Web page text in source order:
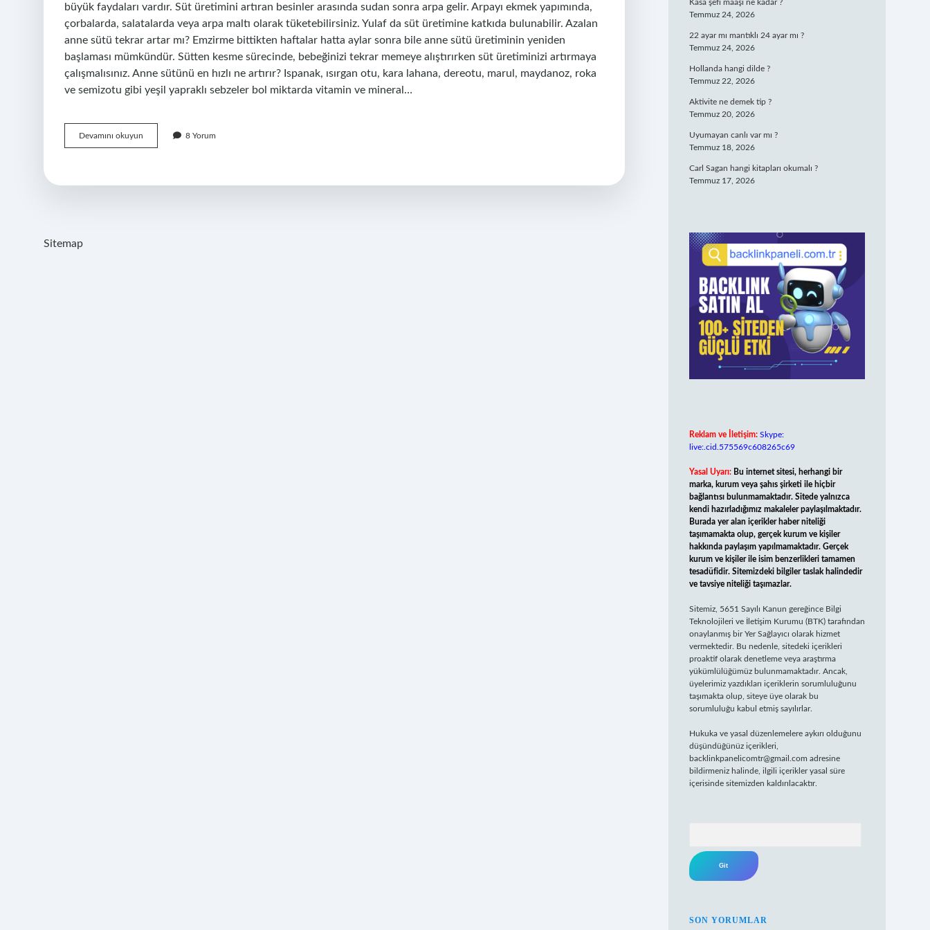
büyük faydaları vardır. Süt üretimini artıran besinler arasında sudan sonra arpa gelir. Arpayı ekmek yapımında,
çorbalarda, salatalarda veya arpa maltı olarak tüketebilirsiniz. Yulaf da süt üretimine katkıda bulunabilir. Azalan
anne sütü tekrar artar mı? Emzirme bittikten haftalar hatta aylar sonra bile anne sütü üretiminin yeniden
başlaması mümkündür. Sütten kesme sürecinde, bebeğinizi tekrar memeye alıştırırken süt üretiminizi artırmaya
çalışmalısınız. Anne sütünü en hızlı ne artırır? Ispanak, ısırgan otu, kara lahana, dereotu, marul, maydanoz, roka
ve semizotu gibi yeşil yapraklı sebzeler bol miktarda vitamin ve mineral…
Devamını okuyun
Azaldı
8 Yorum
Sitemap
Kasa şefi maaşı ne kadar ?
Temmuz 24, 2026
22 ayar mı mantıklı 24 ayar mı ?
Temmuz 24, 2026
Hollanda hangi dilde ?
Temmuz 22, 2026
Aktivite ne demek tip ?
Temmuz 20, 2026
Uyumayan canlı var mı ?
Temmuz 18, 2026
Carl Sagan hangi kitapları okumalı ?
Temmuz 17, 2026
Reklam ve İletişim: Skype:
live:.cid.575569c608265c69
Yasal Uyarı: Bu internet sitesi, herhangi bir
marka, kurum veya şahıs şirketi ile hiçbir
bağlantısı bulunmamaktadır. Sitede yalnızca
kendi hazırladığımız makaleler paylaşılmaktadır.
Burada yer alan içerikler haber niteliği
taşımamakta olup, gerçek kurum ve kişiler
hakkında paylaşım yapılmamaktadır. Gerçek
kurum ve kişiler ile isim benzerlikleri tamamen
tesadüfidir. Sitemizdeki bilgiler taslak halindedir
ve tavsiye niteliği taşımazlar.
Sitemiz, 5651 Sayılı Kanun gereğince Bilgi
Teknolojileri ve İletişim Kurumu (BTK) tarafından
onaylanmış bir Yer Sağlayıcı olarak hizmet
vermektedir. Bu nedenle, sitedeki içerikleri
proaktif olarak denetleme veya araştırma
yükümlülüğümüz bulunmamaktadır. Ancak,
üyelerimiz yazdıkları içeriklerin sorumluluğunu
taşımakta olup, siteye üye olarak bu
sorumluluğu kabul etmiş sayılırlar.
Hukuka ve yasal düzenlemelere aykırı olduğunu
düşündüğünüz içerikleri,
backlinkpanelicomtr@gmail.com adresine
bildirmeniz halinde, ilgili içerikler yasal süre
içerisinde sitemizden kaldırılacaktır.
SON YORUMLAR